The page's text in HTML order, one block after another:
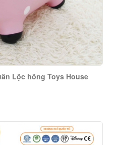
Lộc hồng Toys House